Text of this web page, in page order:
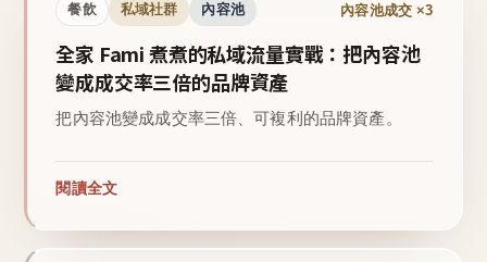
餐飲 私域社群 內容池 內容池成交 ×3
全家 Fami 煮煮的私域流量實戰：把內容池
變成成交率三倍的品牌資產
把內容池變成成交率三倍、可複利的品牌資產。
閱讀全文